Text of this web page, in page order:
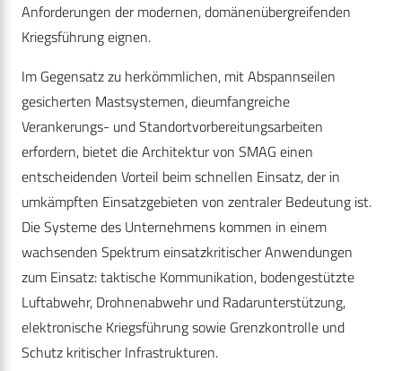
Anforderungen der modernen, domänenübergreifenden
Kriegsführung eignen.
Im Gegensatz zu herkömmlichen, mit Abspannseilen
gesicherten Mastsystemen, dieumfangreiche
Verankerungs- und Standortvorbereitungsarbeiten
erfordern, bietet die Architektur von SMAG einen
entscheidenden Vorteil beim schnellen Einsatz, der in
umkämpften Einsatzgebieten von zentraler Bedeutung ist.
Die Systeme des Unternehmens kommen in einem
wachsenden Spektrum einsatzkritischer Anwendungen
zum Einsatz: taktische Kommunikation, bodengestützte
Luftabwehr, Drohnenabwehr und Radarunterstützung,
elektronische Kriegsführung sowie Grenzkontrolle und
Schutz kritischer Infrastrukturen.